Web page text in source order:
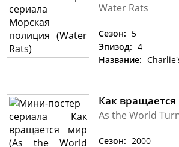
Water Rats
Сезон: 5
Эпизод: 4
Название:
Как
As the World
Сезон: 2000